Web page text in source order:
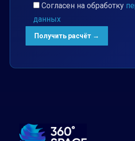
Согласен на обработку
данных